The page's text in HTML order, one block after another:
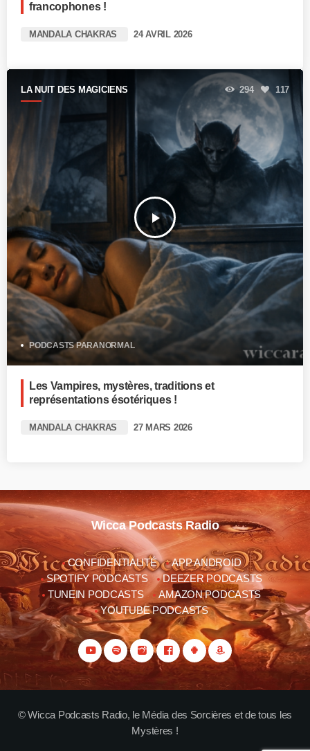
francophones !
MANDALA CHAKRAS 24 AVRIL 2026
LA NUIT DES MAGICIENS
play_arrow
294 117
PODCASTS PARANORMAL
Les Vampires, mystères, traditions et
représentations ésotériques !
MANDALA CHAKRAS 27 MARS 2026
Wicca Podcasts Radio
CONFIDENTIALITÉ
APP ANDROID
SPOTIFY PODCASTS
DEEZER PODCASTS
TUNEIN PODCASTS
AMAZON PODCASTS
YOUTUBE PODCASTS
© Wicca Podcasts Radio, le Média des Sorcières et de tous les
Mystères !